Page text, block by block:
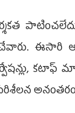
అనంతరం